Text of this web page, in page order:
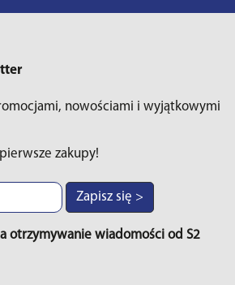
nowościami i wyjątkowymi
pierwsze zakupy!
Zapisz się >
otrzymywanie wiadomości od S2